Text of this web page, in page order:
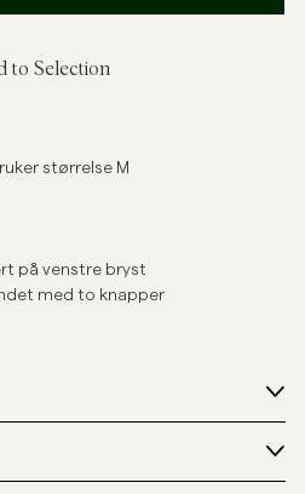
Add to Selection
størrelse M
på venstre bryst
med to knapper